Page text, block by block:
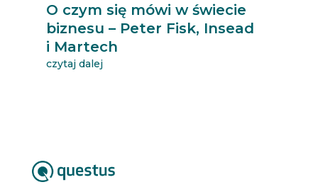
O czym się mówi w świecie
biznesu – Peter Fisk, Insead
i Martech
czytaj dalej